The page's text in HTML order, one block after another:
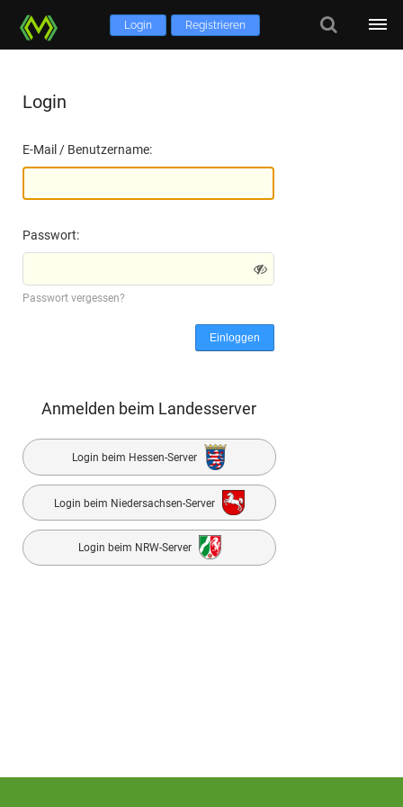
Login Registrieren
Login
E-Mail / Benutzername:
Passwort:
Passwort vergessen?
Anmelden beim Landesserver
Login beim Hessen-Server
Login beim Niedersachsen-Server
Login beim NRW-Server